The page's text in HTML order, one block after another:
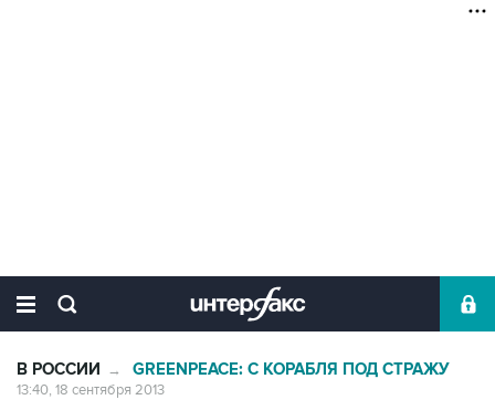
В РОССИИ → GREENPEACE: С КОРАБЛЯ ПОД СТРАЖУ
13:40, 18 сентября 2013